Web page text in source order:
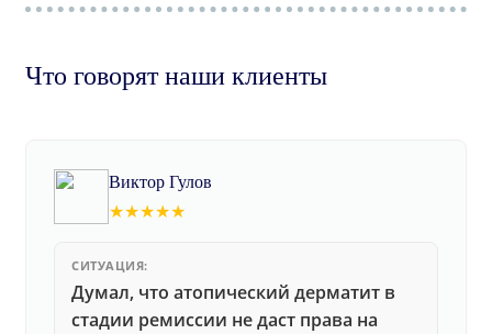
Что говорят наши клиенты
Виктор Гулов
★★★★★
СИТУАЦИЯ:
Думал, что атопический дерматит в
стадии ремиссии не даст права на